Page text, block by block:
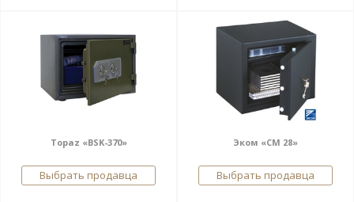
Topaz «BSK-370»
Выбрать продавца
Эком «СМ 28»
Выбрать продавца